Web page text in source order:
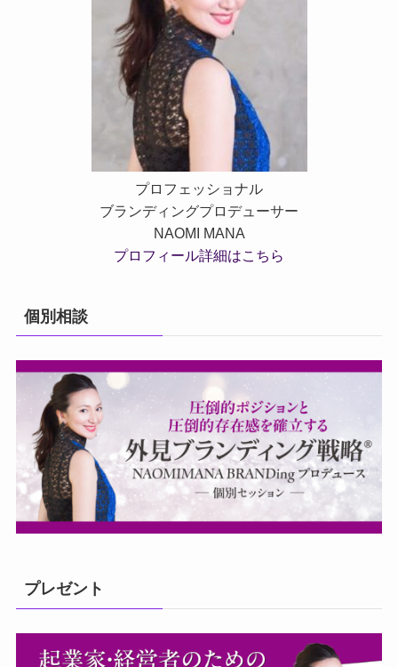
プロフェッショナル
ブランディングプロデューサー
NAOMI MANA
プロフィール詳細はこちら
個別相談
プレゼント